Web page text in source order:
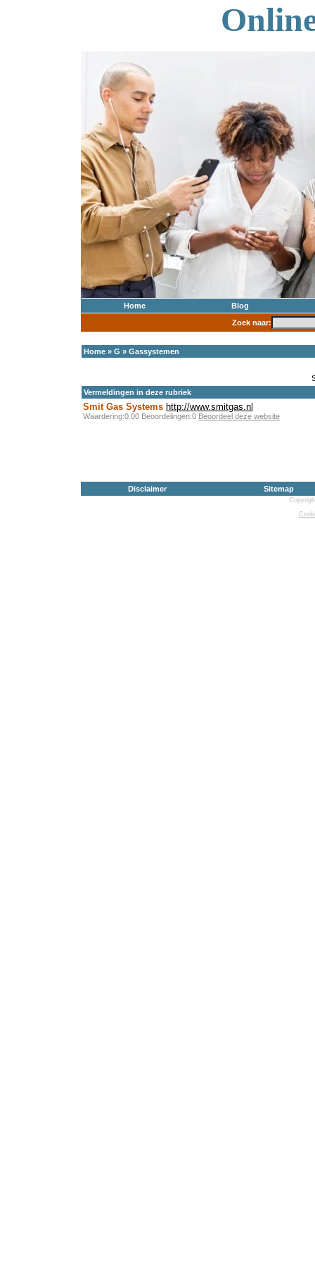
Home
Blog
Zoek naar:
Home » G » Gassystemen
Vermeldingen in deze rubriek
Smit Gas Systems http://www.smitgas.nl
Waardering:0.00 Beoordelingen:0 Beoordeel deze website
Disclaimer Sitemap